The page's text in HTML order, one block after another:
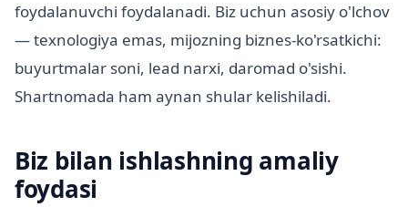
foydalanuvchi foydalanadi. Biz uchun asosiy o'lchov
— texnologiya emas, mijozning biznes-ko'rsatkichi:
buyurtmalar soni, lead narxi, daromad o'sishi.
Shartnomada ham aynan shular kelishiladi.
Biz bilan ishlashning amaliy
foydasi